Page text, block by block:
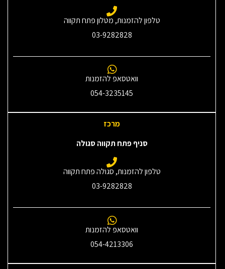
טלפון להזמנות, מטלון פתח תקווה
03-9282828
וואטסאפ להזמנות
054-3235145‎
מרכז
סניף פתח תקווה סגולה
טלפון להזמנות, סגולה פתח תקווה
03-9282828
וואטסאפ להזמנות
054-4213306